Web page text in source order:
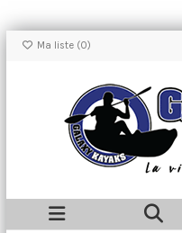
Ma liste (0)